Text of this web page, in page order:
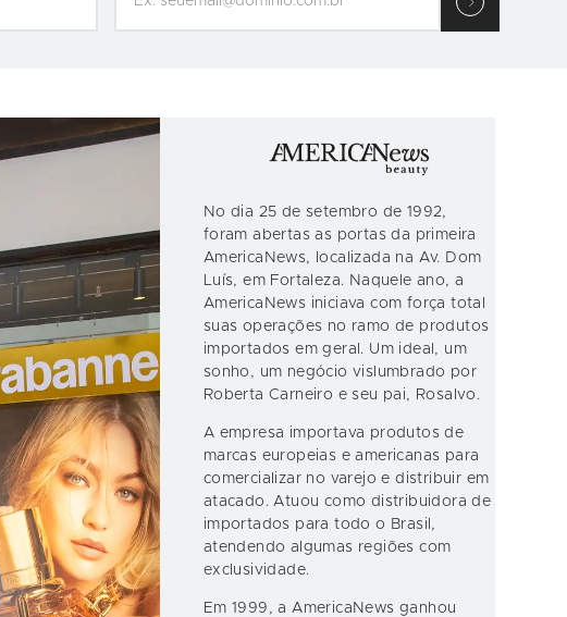
No dia 25 de setembro de 1992,
foram abertas as portas da primeira
AmericaNews, localizada na Av. Dom
Luís, em Fortaleza. Naquele ano, a
AmericaNews iniciava com força total
suas operações no ramo de produtos
importados em geral. Um ideal, um
sonho, um negócio vislumbrado por
Roberta Carneiro e seu pai, Rosalvo.
A empresa importava produtos de
marcas europeias e americanas para
comercializar no varejo e distribuir em
atacado. Atuou como distribuidora de
importados para todo o Brasil,
atendendo algumas regiões com
exclusividade.
Em 1999, a AmericaNews ganhou